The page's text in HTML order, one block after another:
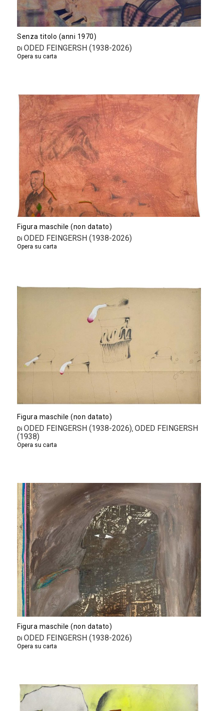
Senza titolo (anni 1970)
Di ODED FEINGERSH (1938-2026)
Opera su carta
Figura maschile (non datato)
Di ODED FEINGERSH (1938-2026)
Opera su carta
Figura maschile (non datato)
Di ODED FEINGERSH (1938-2026), ODED FEINGERSH
(1938)
Opera su carta
Figura maschile (non datato)
Di ODED FEINGERSH (1938-2026)
Opera su carta